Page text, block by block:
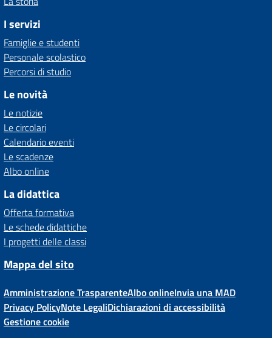
I servizi
Famiglie e studenti
Personale scolastico
Percorsi di studio
Le novità
Le notizie
Le circolari
Calendario eventi
Le scadenze
Albo online
La didattica
Offerta formativa
Le schede didattiche
I progetti delle classi
Mappa del sito
Amministrazione TrasparenteAlbo onlineInvia una MAD
Privacy PolicyNote LegaliDichiarazioni di accessibilità
Gestione cookie